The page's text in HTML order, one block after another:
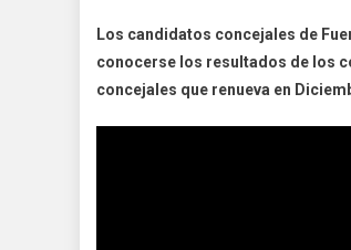
Los candidatos concejales de
conocerse los resultados de los
concejales que renueva en